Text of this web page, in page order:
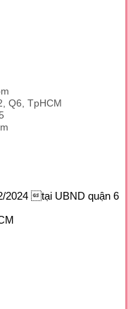
Q6, TpHCM
2024 tại UBND quận 6